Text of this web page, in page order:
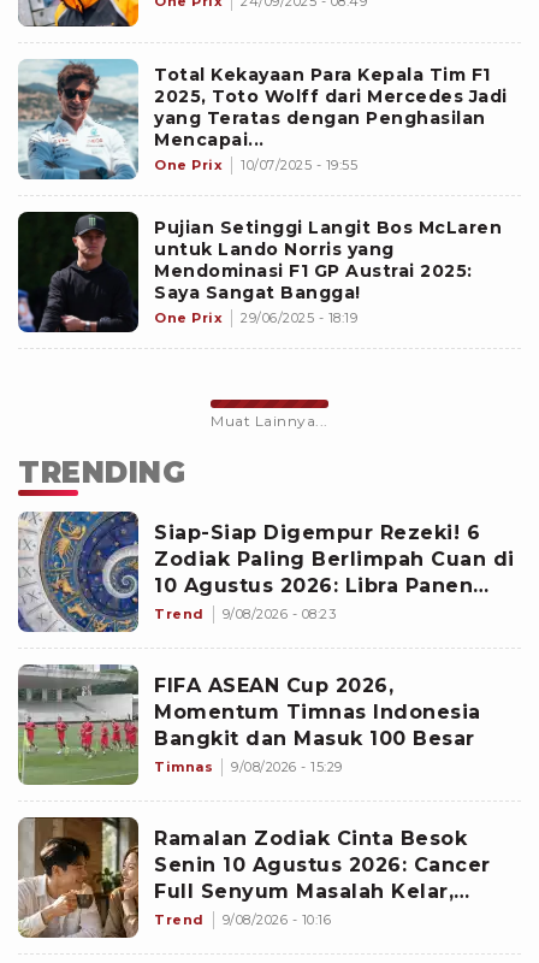
Total Kekayaan Para Kepala Tim F1
2025, Toto Wolff dari Mercedes Jadi
yang Teratas dengan Penghasilan
Mencapai...
One Prix 10/07/2025 - 19:55
Pujian Setinggi Langit Bos McLaren
untuk Lando Norris yang
Mendominasi F1 GP Austrai 2025:
Saya Sangat Bangga!
One Prix 29/06/2025 - 18:19
Muat Lainnya...
TRENDING
Siap-Siap Digempur Rezeki! 6
Zodiak Paling Berlimpah Cuan di
10 Agustus 2026: Libra Panen
Proyek Emas
Trend 9/08/2026 - 08:23
FIFA ASEAN Cup 2026,
Momentum Timnas Indonesia
Bangkit dan Masuk 100 Besar
Timnas 9/08/2026 - 15:29
Ramalan Zodiak Cinta Besok
Senin 10 Agustus 2026: Cancer
Full Senyum Masalah Kelar,
Scorpio Awas Terprovokasi
Trend 9/08/2026 - 10:16